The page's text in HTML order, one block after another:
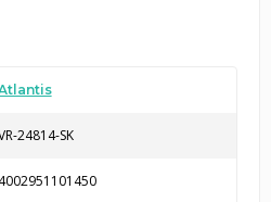
24814-SK
4002951101450